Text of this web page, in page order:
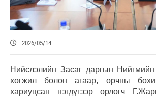
2026/05/14
Нийслэлийн Засаг даргын
хөгжил болон агаар, орчны
хариуцсан нэгдүгээр орлогч